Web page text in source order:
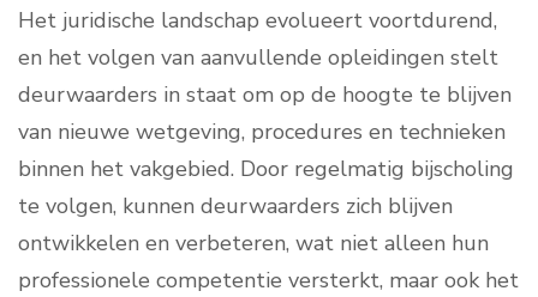
Het juridische landschap evolueert voortdurend,
en het volgen van aanvullende opleidingen stelt
deurwaarders in staat om op de hoogte te blijven
van nieuwe wetgeving, procedures en technieken
binnen het vakgebied. Door regelmatig bijscholing
te volgen, kunnen deurwaarders zich blijven
ontwikkelen en verbeteren, wat niet alleen hun
professionele competentie versterkt, maar ook het